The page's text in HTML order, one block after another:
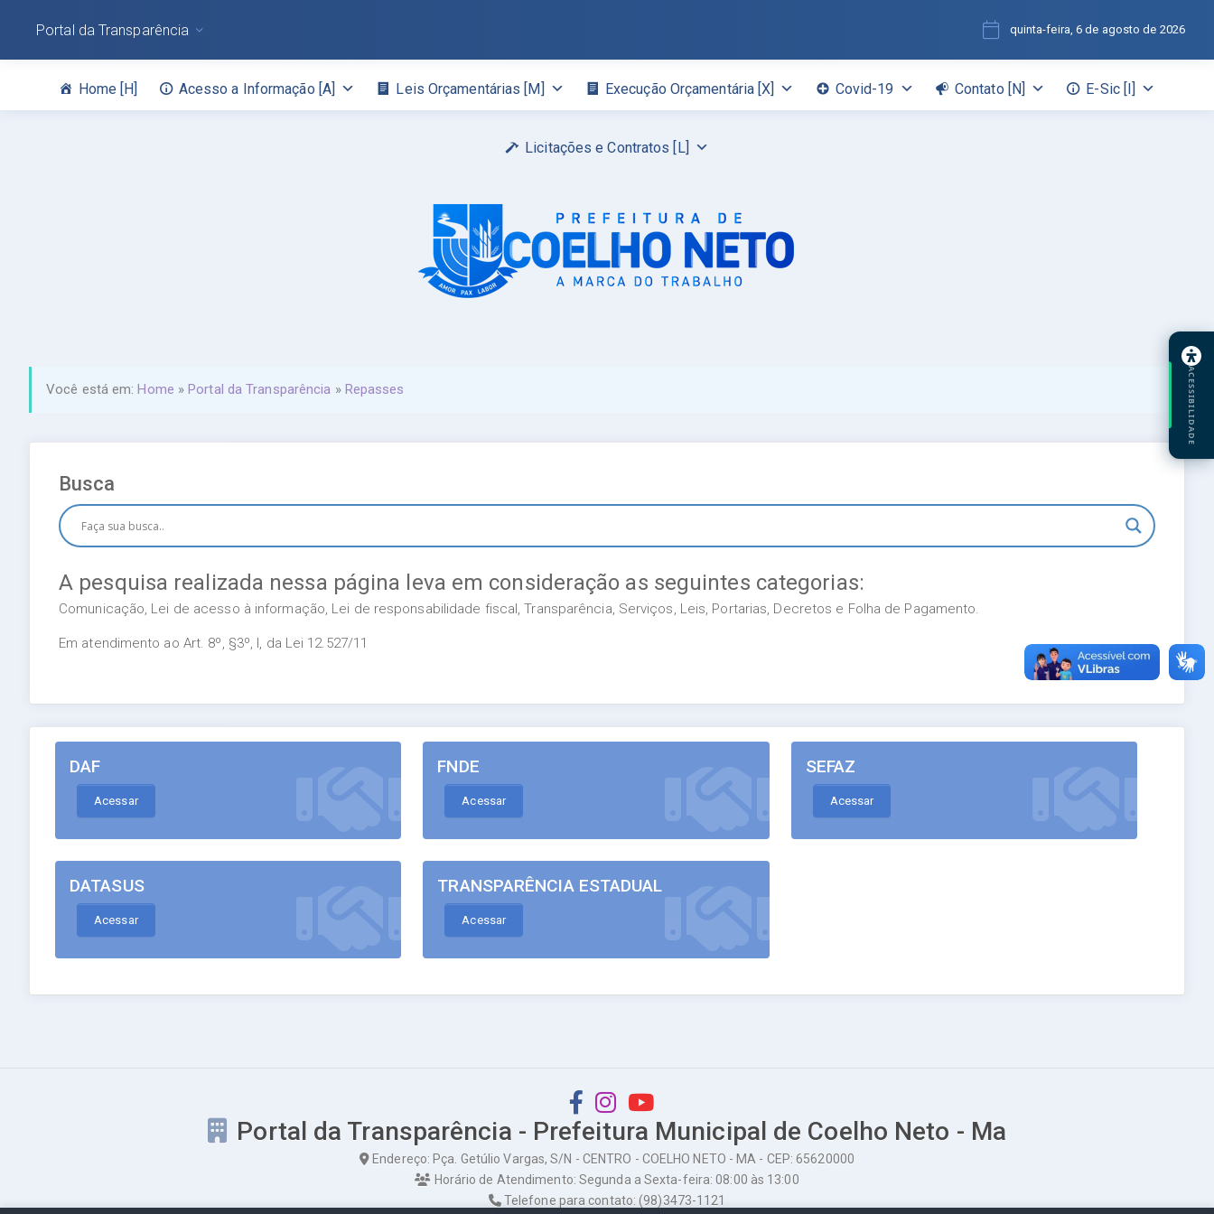
Home [H] Acesso a Informação [A] Leis Orçamentárias [M] Execução Orçamentária [X] Covid-19 Contato [N] E-Sic [I]
Licitações e Contratos [L]
Portal da Transparência quinta-feira, 6 de agosto de 2026
Você está em:Home »Portal da Transparência » Repasses
Busca
A pesquisa realizada nessa página leva em consideração as seguintes categorias:
Comunicação, Lei de acesso à informação, Lei de responsabilidade fiscal, Transparência, Serviços, Leis, Portarias, Decretos e Folha de Pagamento.
Em atendimento ao Art. 8º, §3º, I, da Lei 12.527/11
DAF
Acessar
FNDE
Acessar
SEFAZ
Acessar
DATASUS
Acessar
TRANSPARÊNCIA ESTADUAL
Acessar
Portal da Transparência - Prefeitura Municipal de Coelho Neto - Ma
Endereço: Pça. Getúlio Vargas, S/N - CENTRO - COELHO NETO - MA - CEP: 65620000
Horário de Atendimento: Segunda a Sexta-feira: 08:00 às 13:00
Telefone para contato: (98)3473-1121
ACESSIBILIDADE